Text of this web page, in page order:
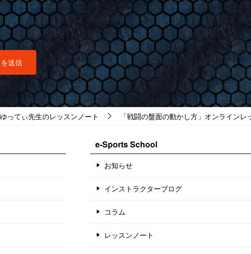
ゆってぃ先生のレッスンノート 「戦闘の盤面の動かし方」オンライン
e-Sports School
お知らせ
インストラクターブログ
コラム
レッスンノート